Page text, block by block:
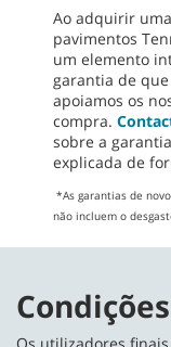
Ao adquirir
pavimentos
um elemento
garantia de
apoiamos os
compra.
sobre a
explicada de
*As garantias de
não incluem o